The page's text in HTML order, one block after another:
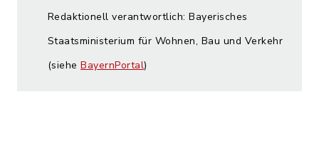
Redaktionell verantwortlich: Bayerisches
Staatsministerium für Wohnen, Bau und Verkehr
(siehe BayernPortal)